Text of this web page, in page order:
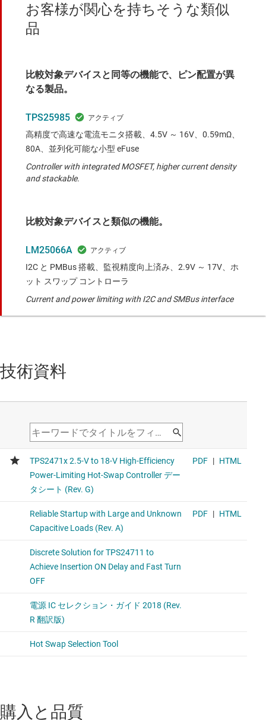
お客様が関心を持ちそうな類似
品
比較対象デバイスと同等の機能で、ピン配置が異
なる製品。
TPS25985
高精度で高速な電流モニタ搭載、4.5V ～ 16V、0.59mΩ、
80A、並列化可能な小型 eFuse
Controller with integrated MOSFET, higher current density
and stackable.
比較対象デバイスと類似の機能。
LM25066A
I2C と PMBus 搭載、監視精度向上済み、2.9V ～ 17V、ホ
ット スワップ コントローラ
Current and power limiting with I2C and SMBus interface
技術資料
購入と品質